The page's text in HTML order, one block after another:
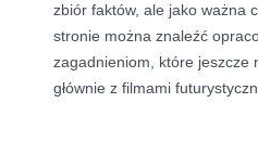
zbiór faktów, ale jako ważna
stronie można znaleźć
zagadnieniom, które jeszcze
głównie z filmami